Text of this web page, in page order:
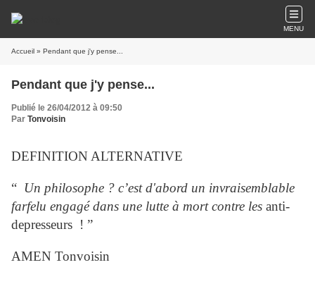
MENU
Accueil » Pendant que j'y pense...
Pendant que j'y pense...
Publié le 26/04/2012 à 09:50
Par Tonvoisin
DEFINITION ALTERNATIVE
“ Un philosophe ? c’est d'abord un invraisemblable
farfelu engagé dans une lutte à mort contre les anti-
depresseurs ! ”
AMEN Tonvoisin